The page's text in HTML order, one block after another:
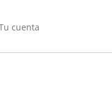
cuenta